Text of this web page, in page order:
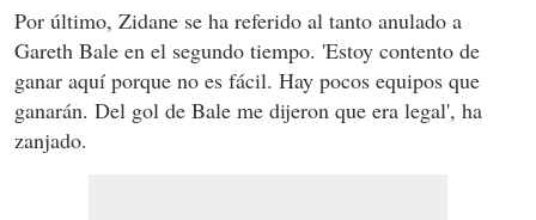
Por último, Zidane se ha referido al tanto anulado a
Gareth Bale en el segundo tiempo. 'Estoy contento de
ganar aquí porque no es fácil. Hay pocos equipos que
ganarán. Del gol de Bale me dijeron que era legal', ha
zanjado.